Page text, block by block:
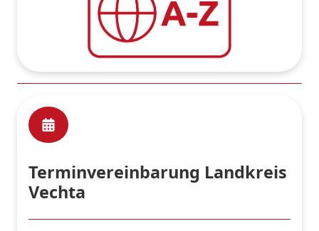
Terminvereinbarung Landkreis
Vechta